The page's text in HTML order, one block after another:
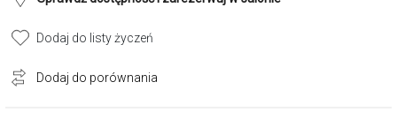
Dodaj do listy życzeń
Dodaj do porównania